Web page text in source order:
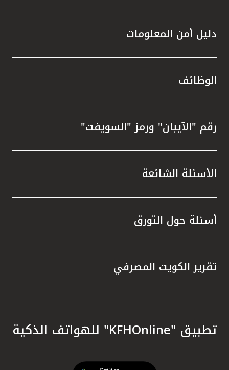
دليل أمن المعلومات
الوظائف
رقم "الآيبان" ورمز "السويفت"
الأسئلة الشائعة
أسئلة حول التورق
تقرير الكويت المصرفي
تطبيق "KFHOnline" للهواتف الذكية